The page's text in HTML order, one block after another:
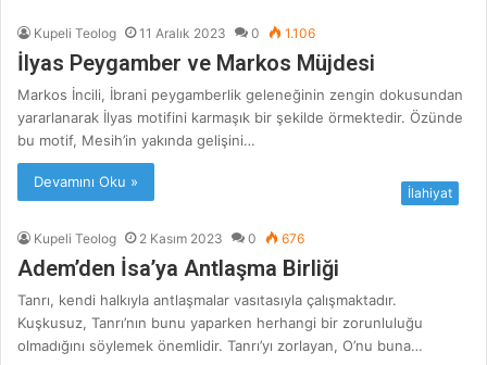
Kupeli Teolog 11 Aralık 2023 0 1.106
İlyas Peygamber ve Markos Müjdesi
Markos İncili, İbrani peygamberlik geleneğinin zengin dokusundan
yararlanarak İlyas motifini karmaşık bir şekilde örmektedir. Özünde
bu motif, Mesih’in yakında gelişini…
Devamını Oku »
İlahiyat
Kupeli Teolog 2 Kasım 2023 0 676
Adem’den İsa’ya Antlaşma Birliği
Tanrı, kendi halkıyla antlaşmalar vasıtasıyla çalışmaktadır.
Kuşkusuz, Tanrı’nın bunu yaparken herhangi bir zorunluluğu
olmadığını söylemek önemlidir. Tanrı’yı zorlayan, O’nu buna…